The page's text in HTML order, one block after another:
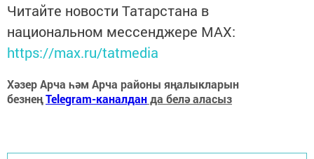
Читайте новости Татарстана в
национальном мессенджере MАХ:
https://max.ru/tatmedia
Хәзер Арча һәм Арча районы яңалыкларын
безнеңTelegram-каналданда белә аласыз